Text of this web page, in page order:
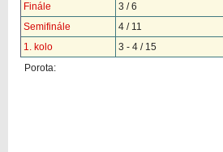
Finále
3 / 6
Semifinále
4 / 11
1. kolo
3 - 4 / 15
Porota: